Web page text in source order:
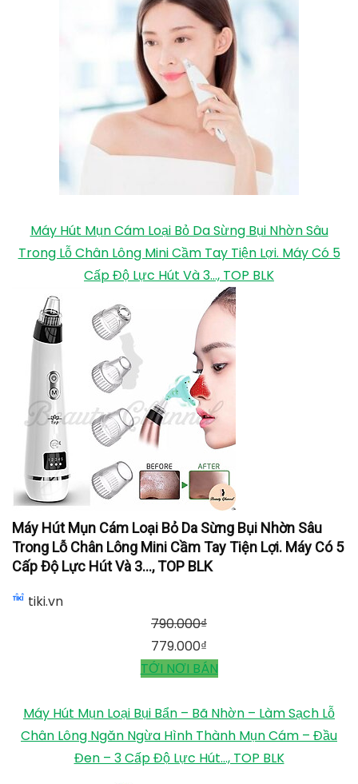
Máy Hút Mụn Cám Loại Bỏ Da Sừng Bụi Nhờn Sâu
Trong Lỗ Chân Lông Mini Cầm Tay Tiện Lợi. Máy Có 5
Cấp Độ Lực Hút Và 3..., TOP BLK
Máy Hút Mụn Cám Loại Bỏ Da Sừng Bụi Nhờn Sâu
Trong Lỗ Chân Lông Mini Cầm Tay Tiện Lợi. Máy Có 5
Cấp Độ Lực Hút Và 3..., TOP BLK
tiki.vn
790.000₫
779.000₫
TỚI NƠI BÁN
Máy Hút Mụn Loại Bụi Bẩn – Bã Nhờn – Làm Sạch Lỗ
Chân Lông Ngăn Ngừa Hình Thành Mụn Cám – Đầu
Đen – 3 Cấp Độ Lực Hút..., TOP BLK